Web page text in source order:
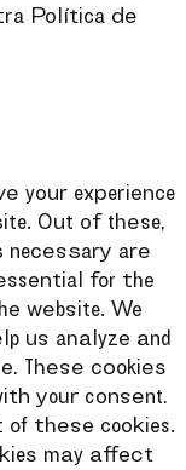
Política de
your experience
Out of these,
are
for the
website. We
us analyze and
These cookies
your consent.
these cookies.
may affect